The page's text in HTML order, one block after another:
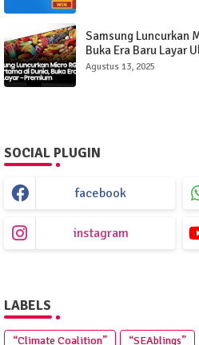
Samsung Luncurkan
Buka Era Baru Layar
Agustus 13, 2025
SOCIAL PLUGIN
facebook
instagram
LABELS
“Climate Coalition” “SEAblings”